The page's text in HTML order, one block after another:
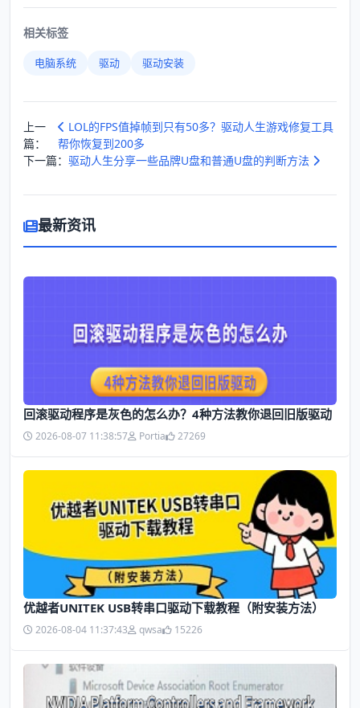
相关标签
电脑系统 驱动 驱动安装
上一
篇：
LOL的FPS值掉帧到只有50多？驱动人生游戏修复工具
帮你恢复到200多
下一篇： 驱动人生分享一些品牌U盘和普通U盘的判断方法
最新资讯
回滚驱动程序是灰色的怎么办？4种方法教你退回旧版驱动
2026-08-07 11:38:57 Portia 27269
优越者UNITEK USB转串口驱动下载教程（附安装方法）
2026-08-04 11:37:43 qwsa 15226